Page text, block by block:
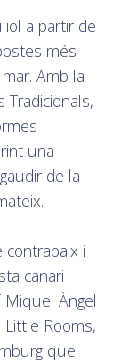
a partir de
més
Amb la
Tradicionals,
una
de la
i
canari
Àngel
Little Rooms,
que